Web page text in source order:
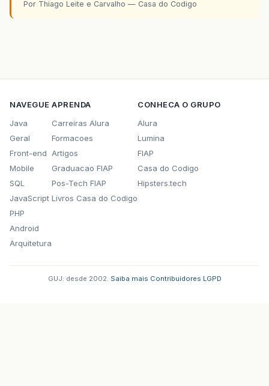
Por Thiago Leite e Carvalho — Casa do Codigo
NAVEGUE
Java
Geral
Front-end
Mobile
SQL
JavaScript
PHP
Android
Arquitetura
APRENDA
Carreiras Alura
Formacoes
Artigos
Graduacao FIAP
Pos-Tech FIAP
Livros Casa do Codigo
CONHECA O GRUPO
Alura
Lumina
FIAP
Casa do Codigo
Hipsters.tech
GUJ: desde 2002. Saiba mais Contribuidores LGPD